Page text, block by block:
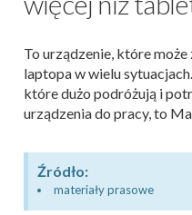
To urządzenie, które
laptopa w wielu
które dużo podróżują i
urządzenia do pracy, to
Źródło:
materiały prasowe